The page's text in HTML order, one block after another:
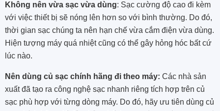
Không nên vừa sạc vừa dùng: Sạc cường độ cao đi kèm
với việc thiết bị sẽ nóng lên hơn so với bình thường. Do đó,
thời gian sạc chúng ta nên hạn chế vừa cắm điện vừa dùng.
Hiện tượng máy quá nhiệt cũng có thể gây hỏng hóc bất cứ
lúc nào.
Nên dùng củ sạc chính hãng đi theo máy: Các nhà sản
xuất đã tạo ra công nghệ sạc nhanh riêng tích hợp trên củ
sạc phù hợp với từng dòng máy. Do đó, hãy ưu tiên dùng củ